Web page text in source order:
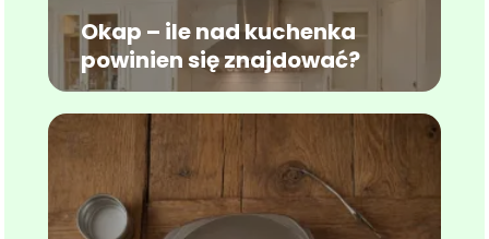
Okap – ile nad kuchenka
powinien się znajdować?